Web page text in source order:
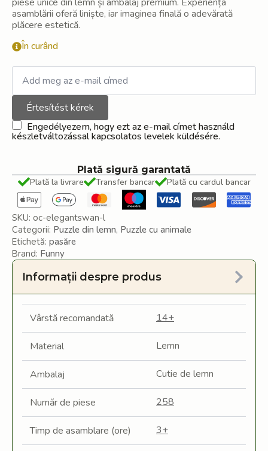
asamblării oferă liniște, iar imaginea finală o adevărată
plăcere estetică.
În curând
Értesítést kérek
Engedélyezem, hogy ezt az e-mail címet használd
készletváltozással kapcsolatos levelek küldésére.
Plată sigură garantată
Plată la livrare
Transfer bancar Plată cu cardul bancar
SKU: oc-elegantswan-l
Categorii: Puzzle din lemn, Puzzle cu animale
Etichetă: pasăre
Brand: Funny
Informații despre produs
Vârstă recomandată 14+
Material Lemn
Ambalaj Cutie de lemn
Număr de piese 258
Timp de asamblare (ore) 3+